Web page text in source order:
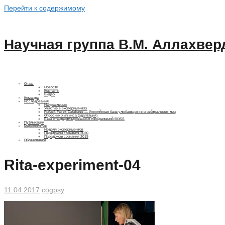
Перейти к содержимому
Научная группа В.М.
О нас
Новости
Контакты
Видео
Команда
Исследования
Направления
Участие в экспериментах
RuNeS Faces Database — Российская база улыбающихся и нейтральных лиц
Опросник Хиггинса (адаптация)
База стандартизированных изображений BOSS
Публикации
Мероприятия
Неделя экспериментов
Парадоксы сознания 2020
Парадоксы сознания 2019
Образование
Rita-experiment-04
11.04.2017 cogpsy